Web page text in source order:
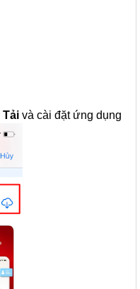
Tải và cài đặt ứng dụng